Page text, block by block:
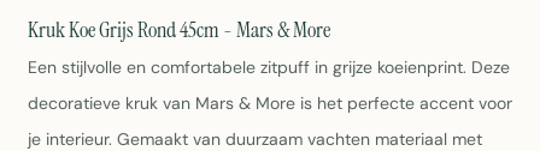
Kruk Koe Grijs Rond 45cm - Mars & More
Een stijlvolle en comfortabele zitpuff in grijze koeienprint. Deze
decoratieve kruk van Mars & More is het perfecte accent voor
je interieur. Gemaakt van duurzaam vachten materiaal met